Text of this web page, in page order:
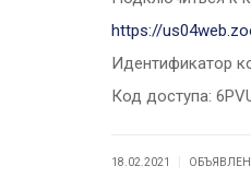
https://
Идентификатор
Код доступа:
18.02.2021